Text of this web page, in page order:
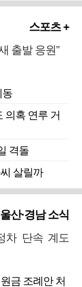
스포츠 +
출발 응원”
동
의혹 연루 거
격돌
살릴까
울산·경남 소식
차 단속 계도
금 조례안 처